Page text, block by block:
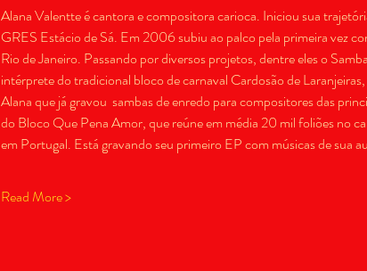
Alana Valentte é cantora e compositora carioca. Iniciou sua
GRES Estácio de Sá. Em 2006 subiu ao palco pela primeira vez
Rio de Janeiro. Passando por diversos projetos, dentre eles o
intérprete do tradicional bloco de carnaval Cardosão de
Alana que já gravou  sambas de enredo para compositores das
do Bloco Que Pena Amor, que reúne em média 20 mil foliões no
em Portugal. Está gravando seu primeiro EP com músicas de sua
Read More >